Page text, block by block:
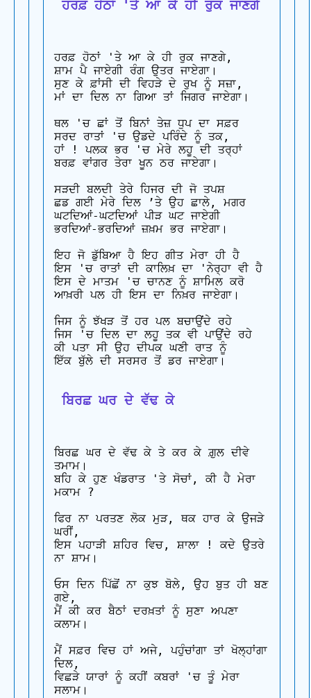
ਹਰਫ਼ ਹੋਠਾਂ 'ਤੇ ਆ ਕੇ ਹੀ ਰੁਕ ਜਾਣਗੇ
ਹਰਫ਼ ਹੋਠਾਂ 'ਤੇ ਆ ਕੇ ਹੀ ਰੁਕ ਜਾਣਗੇ,
ਸ਼ਾਮ ਪੈ ਜਾਏਗੀ ਰੰਗ ਉਤਰ ਜਾਏਗਾ।
ਸੁਣ ਕੇ ਫ਼ਾਂਸੀ ਦੀ ਵਿਹੜੇ ਦੇ ਰੁਖ ਨੂੰ ਸਜ਼ਾ,
ਮਾਂ ਦਾ ਦਿਲ ਨਾ ਗਿਆ ਤਾਂ ਜਿਗਰ ਜਾਏਗਾ।
ਥਲ 'ਚ ਛਾਂ ਤੋਂ ਬਿਨਾਂ ਤੇਜ਼ ਧੁਪ ਦਾ ਸਫ਼ਰ
ਸਰਦ ਰਾਤਾਂ 'ਚ ਉਡਦੇ ਪਰਿੰਦੇ ਨੂੰ ਤਕ,
ਹਾਂ ! ਪਲਕ ਭਰ 'ਚ ਮੇਰੇ ਲਹੂ ਦੀ ਤਰ੍ਹਾਂ
ਬਰਫ਼ ਵਾਂਗਰ ਤੇਰਾ ਖੂਨ ਠਰ ਜਾਏਗਾ।
ਸੜਦੀ ਬਲਦੀ ਤੇਰੇ ਹਿਜਰ ਦੀ ਜੋ ਤਪਸ਼
ਛਡ ਗਈ ਮੇਰੇ ਦਿਲ ’ਤੇ ਉਹ ਛਾਲੇ, ਮਗਰ
ਘਟਦਿਆਂ-ਘਟਦਿਆਂ ਪੀੜ ਘਟ ਜਾਏਗੀ
ਭਰਦਿਆਂ-ਭਰਦਿਆਂ ਜ਼ਖ਼ਮ ਭਰ ਜਾਏਗਾ।
ਇਹ ਜੋ ਡੁੱਬਿਆ ਹੈ ਇਹ ਗੀਤ ਮੇਰਾ ਹੀ ਹੈ
ਇਸ 'ਚ ਰਾਤਾਂ ਦੀ ਕਾਲਿਖ਼ ਦਾ 'ਨੇਰ੍ਹਾ ਵੀ ਹੈ
ਇਸ ਦੇ ਮਾਤਮ 'ਚ ਚਾਨਣ ਨੂੰ ਸ਼ਾਮਿਲ ਕਰੋ
ਆਖ਼ਰੀ ਪਲ ਹੀ ਇਸ ਦਾ ਨਿਖ਼ਰ ਜਾਏਗਾ।
ਜਿਸ ਨੂੰ ਝੱਖੜ ਤੋਂ ਹਰ ਪਲ ਬਚਾਉਂਦੇ ਰਹੇ
ਜਿਸ 'ਚ ਦਿਲ ਦਾ ਲਹੂ ਤਕ ਵੀ ਪਾਉਂਦੇ ਰਹੇ
ਕੀ ਪਤਾ ਸੀ ਉਹ ਦੀਪਕ ਘਣੀ ਰਾਤ ਨੂੰ
ਇੱਕ ਬੁੱਲੇ ਦੀ ਸਰਸਰ ਤੋਂ ਡਰ ਜਾਏਗਾ।
ਬਿਰਛ ਘਰ ਦੇ ਵੱਢ ਕੇ
ਬਿਰਛ ਘਰ ਦੇ ਵੱਢ ਕੇ ਤੇ ਕਰ ਕੇ ਗ਼ੁਲ ਦੀਵੇ
ਤਮਾਮ।
ਬਹਿ ਕੇ ਹੁਣ ਖੰਡਰਾਤ 'ਤੇ ਸੋਚਾਂ, ਕੀ ਹੈ ਮੇਰਾ
ਮਕਾਮ ?
ਫਿਰ ਨਾ ਪਰਤਣ ਲੋਕ ਮੁੜ, ਥਕ ਹਾਰ ਕੇ ਉਜੜੇ
ਘਰੀਂ,
ਇਸ ਪਹਾੜੀ ਸ਼ਹਿਰ ਵਿਚ, ਸ਼ਾਲਾ ! ਕਦੇ ਉਤਰੇ
ਨਾ ਸ਼ਾਮ।
ਓਸ ਦਿਨ ਪਿੱਛੋਂ ਨਾ ਕੁਝ ਬੋਲੇ, ਉਹ ਬੁਤ ਹੀ ਬਣ
ਗਏ,
ਮੈਂ ਕੀ ਕਰ ਬੈਠਾਂ ਦਰਖ਼ਤਾਂ ਨੂੰ ਸੁਣਾ ਅਪਣਾ
ਕਲਾਮ।
ਮੈਂ ਸਫ਼ਰ ਵਿਚ ਹਾਂ ਅਜੇ, ਪਹੁੰਚਾਂਗਾ ਤਾਂ ਖੋਲ੍ਹਾਂਗਾ
ਦਿਲ,
ਵਿਛੜੇ ਯਾਰਾਂ ਨੂੰ ਕਹੀਂ ਕਬਰਾਂ 'ਚ ਤੂੰ ਮੇਰਾ
ਸਲਾਮ।